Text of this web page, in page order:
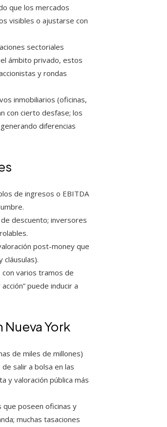
que los mercados
visibles o ajustarse con
sectoriales
ámbito privado, estos
y rondas
inmobiliarios (oficinas,
con cierto desfase; los
diferencias
de ingresos o EBITDA
descuento; inversores
post-money que
varios tramos de
puede inducir a
York
de miles de millones)
salir a bolsa en las
y valoración pública más
que poseen oficinas y
muchas tasaciones